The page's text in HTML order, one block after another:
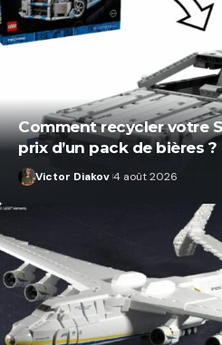
Comment recycler votre
prix d’un pack de bières ?
Victor Diakov 4 août 2026